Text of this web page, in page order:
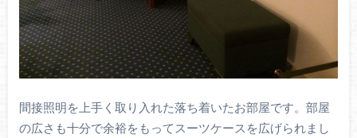
間接照明を上手く取り入れた落ち着いたお部屋です。部屋
の広さも十分で余裕をもってスーツケースを広げられまし